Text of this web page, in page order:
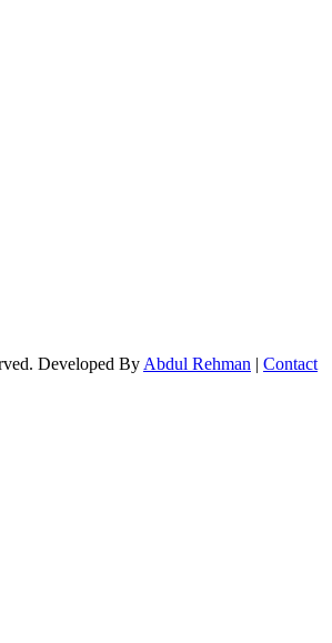
Developed By Abdul Rehman | Contact